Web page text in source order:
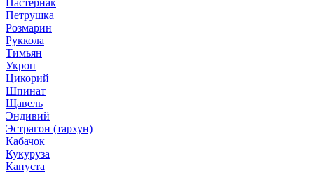
Пастернак
Петрушка
Розмарин
Руккола
Тимьян
Укроп
Цикорий
Шпинат
Щавель
Эндивий
Эстрагон (тархун)
Кабачок
Кукуруза
Капуста